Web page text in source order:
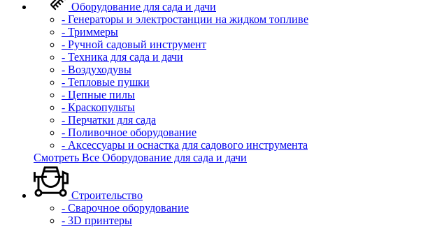
Оборудование для сада и дачи
- Генераторы и электростанции на жидком топливе
- Триммеры
- Ручной садовый инструмент
- Техника для сада и дачи
- Воздуходувы
- Тепловые пушки
- Цепные пилы
- Краскопульты
- Перчатки для сада
- Поливочное оборудование
- Аксессуары и оснастка для садового инструмента
Смотреть Все Оборудование для сада и дачи
Строительство
- Сварочное оборудование
- 3D принтеры